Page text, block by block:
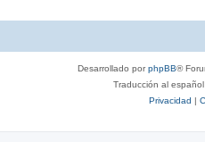
Desarrollado porphpBB®
Traducción al
Privacidad |